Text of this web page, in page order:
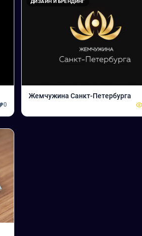
0
ДИЗАЙН И БРЕНДИНГ
Жемчужина Санкт-Петербурга